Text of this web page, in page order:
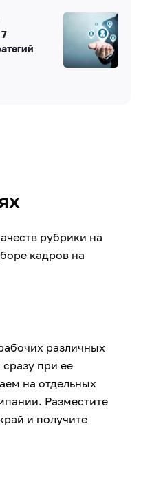
рубрики на
кадров на
различных
при ее
на отдельных
Разместите
и получите